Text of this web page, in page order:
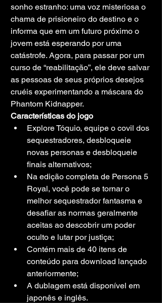
sonho estranho: uma voz misteriosa o
chama de prisioneiro do destino e o
informa que em um futuro próximo o
jovem está esperando por uma
catástrofe. Agora, para passar por um
curso de “reabilitação”, ele deve salvar
as pessoas de seus próprios desejos
cruéis experimentando a máscara do
Phantom Kidnapper.
Características do jogo
Explore Tóquio, equipe o covil dos
sequestradores, desbloqueie
novas personas e desbloqueie
finais alternativos;
Na edição completa de Persona 5
Royal, você pode se tornar o
melhor sequestrador fantasma e
desafiar as normas geralmente
aceitas ao descobrir um poder
oculto e lutar por justiça;
Contém mais de 40 itens de
conteúdo para download lançado
anteriormente;
A dublagem está disponível em
japonês e inglês.